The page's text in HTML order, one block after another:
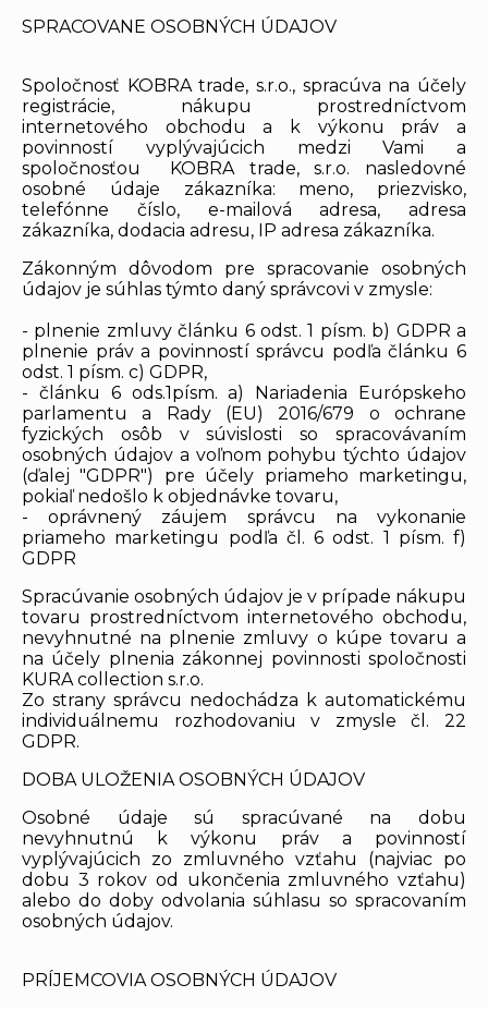
SPRACOVANE OSOBNÝCH ÚDAJOV
Spoločnosť KOBRA trade, s.r.o., spracúva na účely
registrácie, nákupu prostredníctvom
internetového obchodu a k výkonu práv a
povinností vyplývajúcich medzi Vami a
spoločnosťou KOBRA trade, s.r.o. nasledovné
osobné údaje zákazníka: meno, priezvisko,
telefónne číslo, e-mailová adresa, adresa
zákazníka, dodacia adresu, IP adresa zákazníka.
Zákonným dôvodom pre spracovanie osobných
údajov je súhlas týmto daný správcovi v zmysle:
- plnenie zmluvy článku 6 odst. 1 písm. b) GDPR a
plnenie práv a povinností správcu podľa článku 6
odst. 1 písm. c) GDPR,
- článku 6 ods.1písm. a) Nariadenia Európskeho
parlamentu a Rady (EU) 2016/679 o ochrane
fyzických osôb v súvislosti so spracovávaním
osobných údajov a voľnom pohybu týchto údajov
(ďalej "GDPR") pre účely priameho marketingu,
pokiaľ nedošlo k objednávke tovaru,
- oprávnený záujem správcu na vykonanie
priameho marketingu podľa čl. 6 odst. 1 písm. f)
GDPR
Spracúvanie osobných údajov je v prípade nákupu
tovaru prostredníctvom internetového obchodu,
nevyhnutné na plnenie zmluvy o kúpe tovaru a
na účely plnenia zákonnej povinnosti spoločnosti
KURA collection s.r.o.
Zo strany správcu nedochádza k automatickému
individuálnemu rozhodovaniu v zmysle čl. 22
GDPR.
DOBA ULOŽENIA OSOBNÝCH ÚDAJOV
Osobné údaje sú spracúvané na dobu
nevyhnutnú k výkonu práv a povinností
vyplývajúcich zo zmluvného vzťahu (najviac po
dobu 3 rokov od ukončenia zmluvného vzťahu)
alebo do doby odvolania súhlasu so spracovaním
osobných údajov.
PRÍJEMCOVIA OSOBNÝCH ÚDAJOV